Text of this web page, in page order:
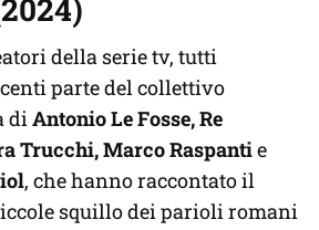
della serie tv, tutti
parte del collettivo
di Antonio Le Fosse, Re
Trucchi, Marco Raspantie
, che hanno raccontato il
squillo dei parioli romani